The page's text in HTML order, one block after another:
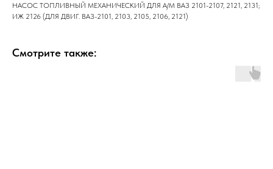
НАСОС ТОПЛИВНЫЙ МЕХАНИЧЕСКИЙ ДЛЯ А/М ВАЗ 2101-2107, 2121, 2131;
ИЖ 2126 (ДЛЯ ДВИГ. ВАЗ-2101, 2103, 2105, 2106, 2121)
Смотрите также: